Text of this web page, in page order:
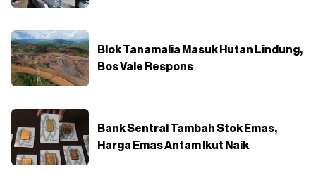
Blok Tanamalia Masuk Hutan Lindung,
Bos Vale Respons
Bank Sentral Tambah Stok Emas,
Harga Emas Antam Ikut Naik